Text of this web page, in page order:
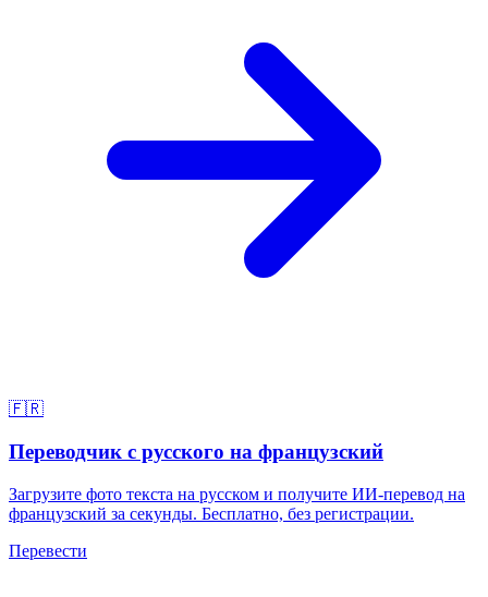
🇫🇷
Переводчик с русского на французский
Загрузите фото текста на русском и получите ИИ-перевод на
французский за секунды. Бесплатно, без регистрации.
Перевести